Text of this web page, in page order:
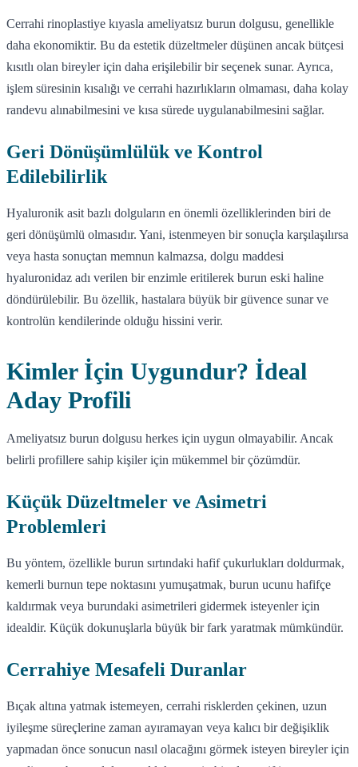
Cerrahi rinoplastiye kıyasla ameliyatsız burun dolgusu, genellikle
daha ekonomiktir. Bu da estetik düzeltmeler düşünen ancak bütçesi
kısıtlı olan bireyler için daha erişilebilir bir seçenek sunar. Ayrıca,
işlem süresinin kısalığı ve cerrahi hazırlıkların olmaması, daha kolay
randevu alınabilmesini ve kısa sürede uygulanabilmesini sağlar.
Geri Dönüşümlülük ve Kontrol
Edilebilirlik
Hyaluronik asit bazlı dolguların en önemli özelliklerinden biri de
geri dönüşümlü olmasıdır. Yani, istenmeyen bir sonuçla karşılaşılırsa
veya hasta sonuçtan memnun kalmazsa, dolgu maddesi
hyaluronidaz adı verilen bir enzimle eritilerek burun eski haline
döndürülebilir. Bu özellik, hastalara büyük bir güvence sunar ve
kontrolün kendilerinde olduğu hissini verir.
Kimler İçin Uygundur? İdeal
Aday Profili
Ameliyatsız burun dolgusu herkes için uygun olmayabilir. Ancak
belirli profillere sahip kişiler için mükemmel bir çözümdür.
Küçük Düzeltmeler ve Asimetri
Problemleri
Bu yöntem, özellikle burun sırtındaki hafif çukurlukları doldurmak,
kemerli burnun tepe noktasını yumuşatmak, burun ucunu hafifçe
kaldırmak veya burundaki asimetrileri gidermek isteyenler için
idealdir. Küçük dokunuşlarla büyük bir fark yaratmak mümkündür.
Cerrahiye Mesafeli Duranlar
Bıçak altına yatmak istemeyen, cerrahi risklerden çekinen, uzun
iyileşme süreçlerine zaman ayıramayan veya kalıcı bir değişiklik
yapmadan önce sonucun nasıl olacağını görmek isteyen bireyler için